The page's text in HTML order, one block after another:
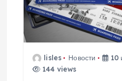
lisles Новости
10
144 views